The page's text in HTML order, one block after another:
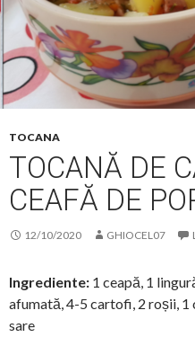
TOCANA
TOCANĂ DE
CEAFĂ DE
12/10/2020 GHIOCEL07
Ingrediente: 1 ceapă, 1
afumată, 4-5 cartofi, 2 roșii, 1
sare